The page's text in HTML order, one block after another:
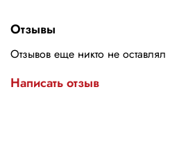
Отзывы
Отзывов еще никто не оставлял
Написать отзыв